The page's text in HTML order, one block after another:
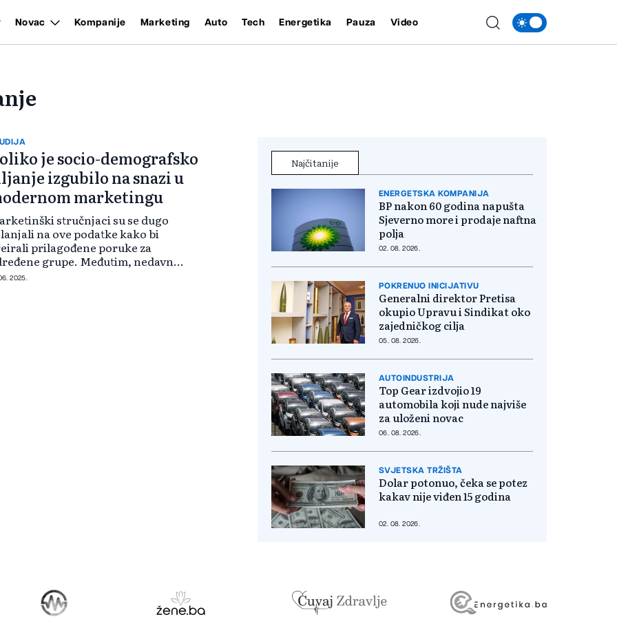
Novac Kompanije Marketing Auto Tech Energetika Pauza Video
je socio-demografsko
izgubilo na snazi u
marketingu
stručnjaci su se dugo
na ove podatke kako bi
prilagođene poruke za
grupe. Međutim, nedavne
Adlooka dovele su u sumnju
2025.
Najčitanije
ENERGETSKA KOMPANIJA
BP nakon 60 godina napušta
Sjeverno more i prodaje naftna
polja
02. 08. 2026.
POKRENUO INICIJATIVU
Generalni direktor Pretisa
okupio Upravu i Sindikat oko
zajedničkog cilja
05. 08. 2026.
AUTOINDUSTRIJA
Top Gear izdvojio 19
automobila koji nude najviše
za uloženi novac
06. 08. 2026.
SVJETSKA TRŽIŠTA
Dolar potonuo, čeka se potez
kakav nije viđen 15 godina
02. 08. 2026.